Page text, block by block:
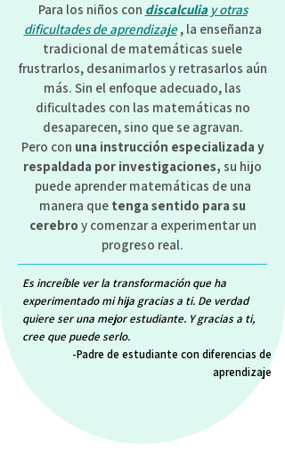
Para los niños con discalculiay otras
dificultades de aprendizaje , la enseñanza
tradicional de matemáticas suele
frustrarlos, desanimarlos y retrasarlos aún
más. Sin el enfoque adecuado, las
dificultades con las matemáticas no
desaparecen, sino que se agravan.
Pero con una instrucción especializada y
respaldada por investigaciones, su hijo
puede aprender matemáticas de una
manera que tenga sentido para su
cerebro y comenzar a experimentar un
progreso real.
Es increíble ver la transformación que ha
experimentado mi hija gracias a ti. De verdad
quiere ser una mejor estudiante. Y gracias a ti,
cree que puede serlo.
-Padre de estudiante con diferencias de
aprendizaje